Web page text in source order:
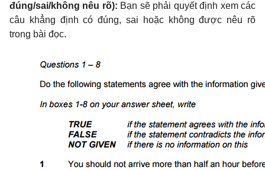
đúng/sai/không nêu rõ): Bạn sẽ phải quyết định xem các
câu khẳng định có đúng, sai hoặc không được nêu rõ
trong bài đọc.